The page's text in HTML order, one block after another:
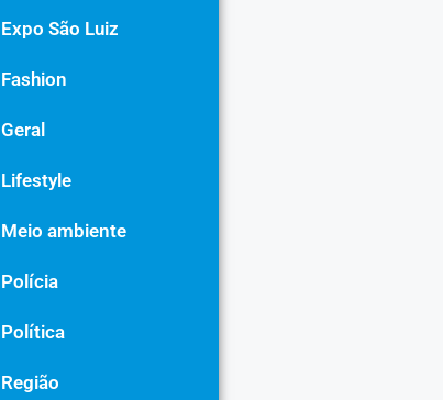
Expo São Luiz
Fashion
Geral
Lifestyle
Meio ambiente
Polícia
Política
Região